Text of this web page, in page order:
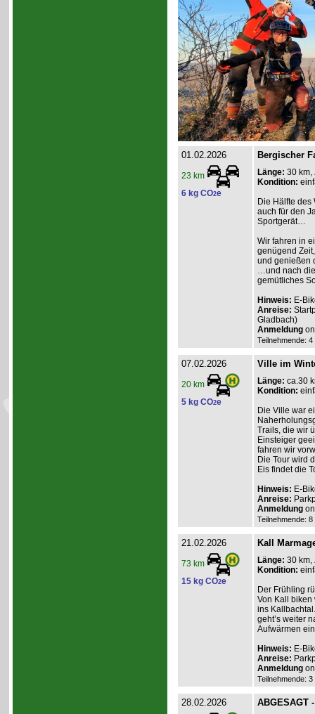
01.02.2026
23 km
6 kg CO2e
Bergischer
Länge: 30 km,
Kondition:
Die Hälfte des
auch für den
Sportgerät…
Wir fahren in
genügend
und genießen
…und nach
gemütliches
Hinweis: E-
Anreise:
Gladbach)
Anmeldung
Teilnehmende:
07.02.2026
20 km
5 kg CO2e
Ville im
Länge: ca.30
Kondition:
Die Ville war
Trails, die wir
Einsteiger
fahren wir
Die Tour wird
Eis findet die
Hinweis: E-
Anreise:
Anmeldung
Teilnehmende:
21.02.2026
73 km
15 kg CO2e
Kall
Länge: 30 km,
Kondition:
Der Frühling
Von Kall biken
ins
geht’s weiter
Aufwärmen
Hinweis: E-
Anreise:
Anmeldung
Teilnehmende:
28.02.2026 ABGESAGT